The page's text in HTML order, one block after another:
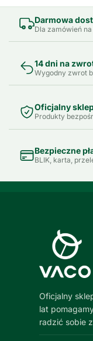
Darmowa
Dla zamówień
14 dni na
Wygodny zwrot
Oficjalny
Produkty
Bezpieczne
BLIK, karta,
Oficjalny
lat
radzić sobie